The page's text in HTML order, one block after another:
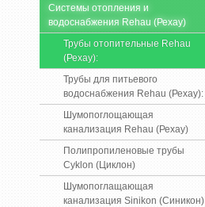
Системы отопления и
водоснабжения Rehau (Рехау)
Трубы отопительные Rehau
(Рехау):
Трубы для питьевого
водоснабжения Rehau (Рехау):
Шумопоглощающая
канализация Rehau (Рехау)
Полипропиленовые трубы
Cyklon (Циклон)
Шумопоглащающая
канализация Sinikon (Синикон)